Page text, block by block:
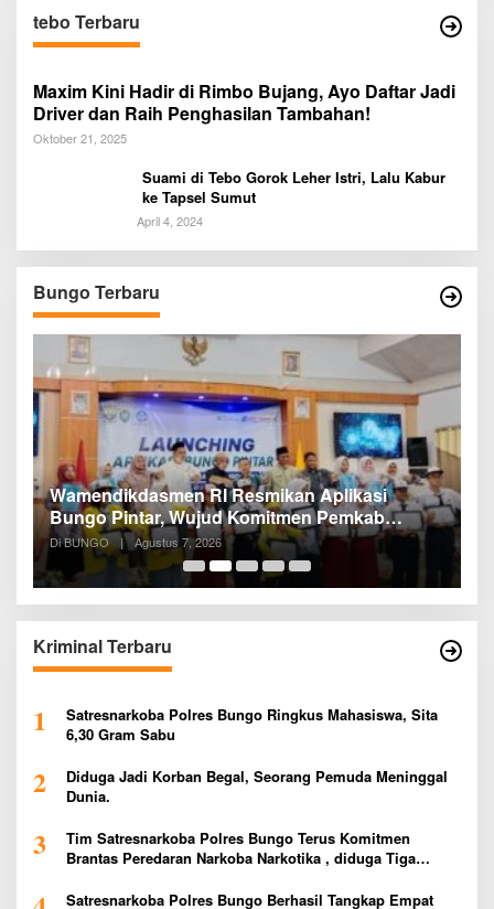
tebo Terbaru
Maxim Kini Hadir di Rimbo Bujang, Ayo Daftar Jadi
Driver dan Raih Penghasilan Tambahan!
Oktober 21, 2025
Suami di Tebo Gorok Leher Istri, Lalu Kabur
ke Tapsel Sumut
April 4, 2024
Bungo Terbaru
Wamendikdasmen RI Resmikan Aplikasi
Bungo Pintar, Wujud Komitmen Pemkab
Bungo Tingkatkan Mutu Pendidikan
Di BUNGO | Agustus 7, 2026
Kriminal Terbaru
1
Satresnarkoba Polres Bungo Ringkus Mahasiswa, Sita
6,30 Gram Sabu
2
Diduga Jadi Korban Begal, Seorang Pemuda Meninggal
Dunia.
3
Tim Satresnarkoba Polres Bungo Terus Komitmen
Brantas Peredaran Narkoba Narkotika , diduga Tiga
Satresnarkoba Polres Bungo Berhasil Tangkap Empat